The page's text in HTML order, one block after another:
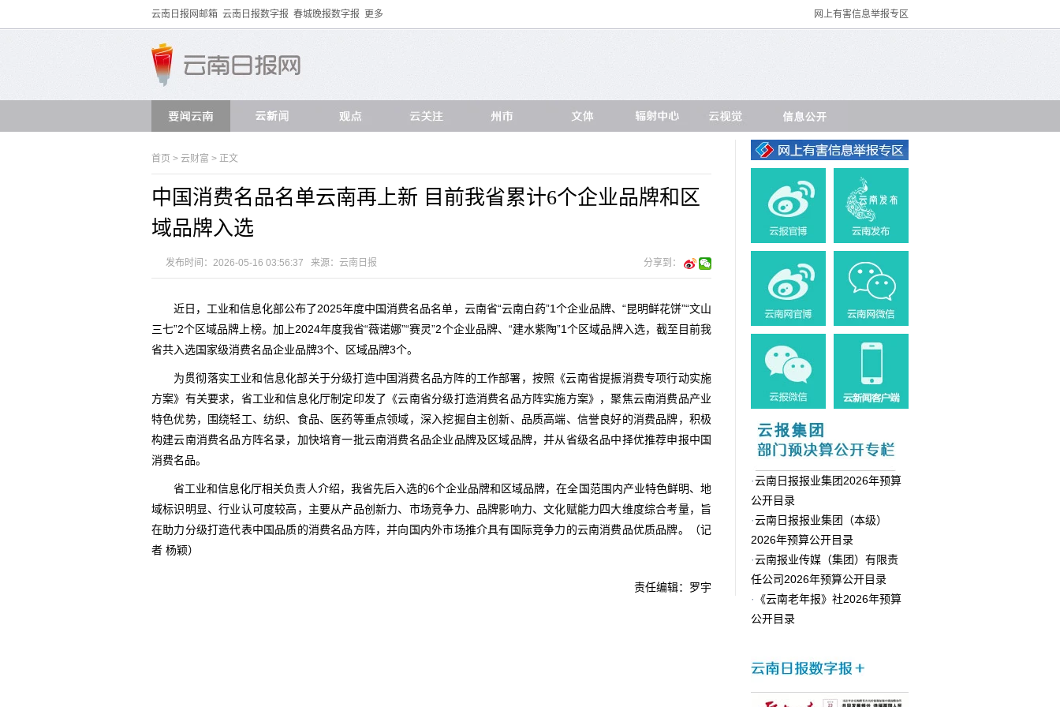
云南日报网邮箱 云南日报数字报 春城晚报数字报 更多 网上有害信息举报专区
首页 > 云财富 > 正文
中国消费名品名单云南再上新 目前我省累计6个企业品牌和区
域品牌入选
发布时间：2026-05-16 03:56:37 来源： 云南日报 分享到：
近日，工业和信息化部公布了2025年度中国消费名品名单，云南省“云南白药”1个企业品牌、“昆明鲜花饼”“文山
三七”2个区域品牌上榜。加上2024年度我省“薇诺娜”“赛灵”2个企业品牌、“建水紫陶”1个区域品牌入选，截至目前我
省共入选国家级消费名品企业品牌3个、区域品牌3个。
为贯彻落实工业和信息化部关于分级打造中国消费名品方阵的工作部署，按照《云南省提振消费专项行动实施
方案》有关要求，省工业和信息化厅制定印发了《云南省分级打造消费名品方阵实施方案》，聚焦云南消费品产业
特色优势，围绕轻工、纺织、食品、医药等重点领域，深入挖掘自主创新、品质高端、信誉良好的消费品牌，积极
构建云南消费名品方阵名录，加快培育一批云南消费名品企业品牌及区域品牌，并从省级名品中择优推荐申报中国
消费名品。
省工业和信息化厅相关负责人介绍，我省先后入选的6个企业品牌和区域品牌，在全国范围内产业特色鲜明、地
域标识明显、行业认可度较高，主要从产品创新力、市场竞争力、品牌影响力、文化赋能力四大维度综合考量，旨
在助力分级打造代表中国品质的消费名品方阵，并向国内外市场推介具有国际竞争力的云南消费品优质品牌。（记
者 杨颖）
责任编辑：罗宇
·云南日报报业集团2026年预算
公开目录
·云南日报报业集团（本级）
2026年预算公开目录
·云南报业传媒（集团）有限责
任公司2026年预算公开目录
· 《云南老年报》社2026年预算
公开目录